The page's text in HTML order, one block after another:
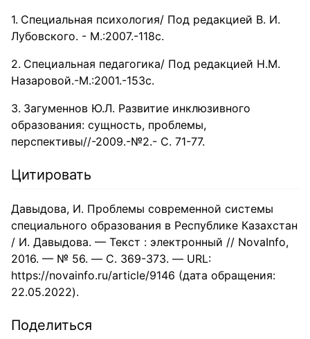
Специальная психология/ Под редакцией В. И.
Лубовского. - М.:2007.-118с.
Специальная педагогика/ Под редакцией Н.М.
Назаровой.-М.:2001.-153с.
Загуменнов Ю.Л. Развитие инклюзивного
образования: сущность, проблемы,
перспективы//-2009.-№2.- С. 71-77.
Цитировать
Давыдова, И. Проблемы современной системы
специального образования в Республике Казахстан
/ И. Давыдова. — Текст : электронный // NovaInfo,
2016. — № 56. — С. 369-373. — URL:
https://novainfo.ru/article/9146 (дата обращения:
22.05.2022).
Поделиться